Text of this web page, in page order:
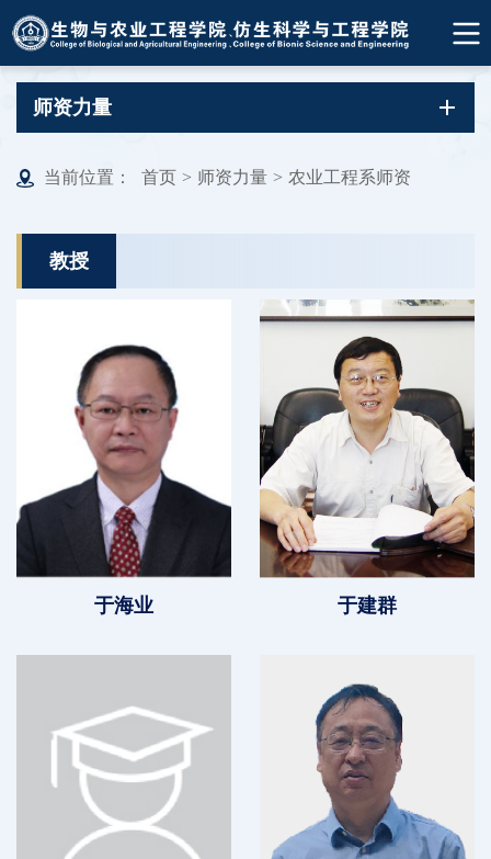
师资力量
当前位置： 首页 > 师资力量 > 农业工程系师资
教授
于海业 于建群